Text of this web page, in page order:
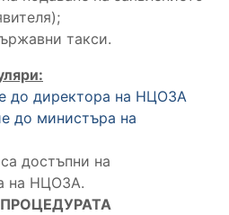
такси.
до директора на НЦОЗА
до министъра на
достъпни на
на НЦОЗА.